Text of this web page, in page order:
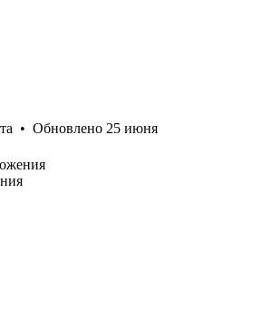
• Обновлено 25 июня